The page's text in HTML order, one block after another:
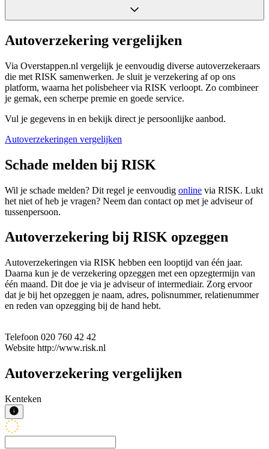
Autoverzekering vergelijken
Via Overstappen.nl vergelijk je eenvoudig diverse autoverzekeraars
die met RISK samenwerken. Je sluit je verzekering af op ons
platform, waarna het polisbeheer via RISK verloopt. Zo combineer
je gemak, een scherpe premie en goede service.
Vul je gegevens in en bekijk direct je persoonlijke aanbod.
Autoverzekeringen vergelijken
Schade melden bij RISK
Wil je schade melden? Dit regel je eenvoudig online via RISK. Lukt
het niet of heb je vragen? Neem dan contact op met je adviseur of
tussenpersoon.
Autoverzekering bij RISK opzeggen
Autoverzekeringen via RISK hebben een looptijd van één jaar.
Daarna kun je de verzekering opzeggen met een opzegtermijn van
één maand. Dit doe je via je adviseur of intermediair. Zorg ervoor
dat je bij het opzeggen je naam, adres, polisnummer, relatienummer
en reden van opzegging bij de hand hebt.
Telefoon 020 760 42 42
Website http://www.risk.nl
Autoverzekering vergelijken
Kenteken